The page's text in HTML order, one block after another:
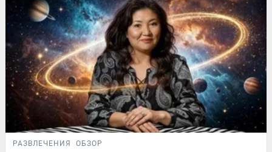
РАЗВЛЕЧЕНИЯ ОБЗОР